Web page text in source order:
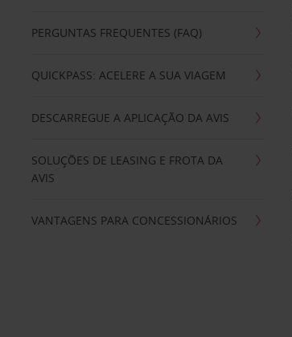
PERGUNTAS FREQUENTES (FAQ)
QUICKPASS: ACELERE A SUA VIAGEM
DESCARREGUE A APLICAÇÃO DA AVIS
SOLUÇÕES DE LEASING E FROTA DA
AVIS
VANTAGENS PARA CONCESSIONÁRIOS